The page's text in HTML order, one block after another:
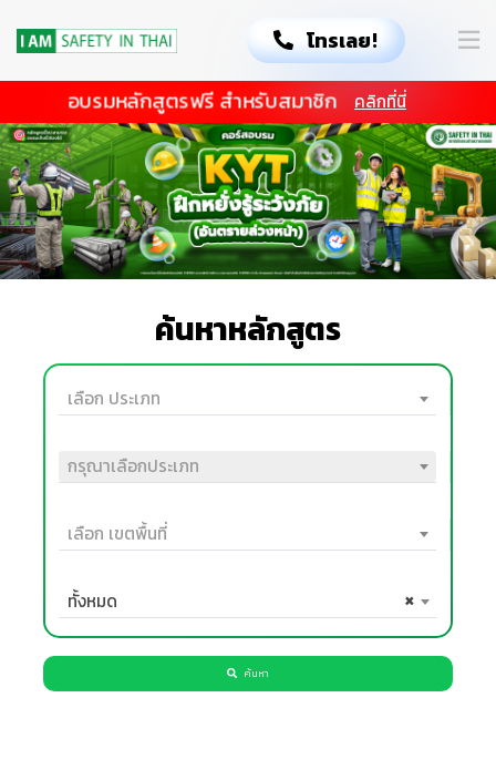
โทรเลย!
อบรมหลักสูตรฟรี สำหรับสมาชิก คลิกที่นี่
ค้นหาหลักสูตร
เลือก ประเภท
กรุณาเลือกประเภท
เลือก เขตพื้นที่
×
ทั้งหมด
ค้นหา